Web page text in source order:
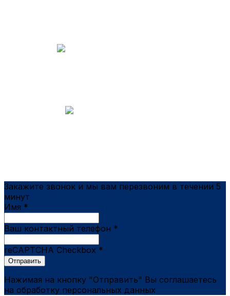
Закажите звонок и мы вам перезвоним в течении 5
минут
Имя *
Ваш контактный телефон *
reCAPTCHA Checkbox *
Отправить
Нажимая на кнопку "Отправить" Вы соглашаетесь
на обработку персональных данных